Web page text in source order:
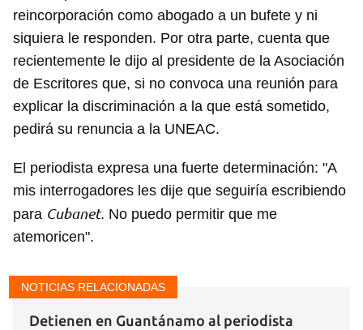
Para poder guardar como favorito, primero has de
iniciar sesión con tu cuenta de 14ymedio.
INICIAR SESIÓN CANCELAR
reincorporación como abogado a un bufete y ni
siquiera le responden. Por otra parte, cuenta que
recientemente le dijo al presidente de la Asociación
de Escritores que, si no convoca una reunión para
explicar la discriminación a la que está sometido,
pedirá su renuncia a la UNEAC.
El periodista expresa una fuerte determinación: "A
mis interrogadores les dije que seguiría escribiendo
para Cubanet. No puedo permitir que me
atemoricen".
NOTICIAS RELACIONADAS
Detienen en Guantánamo al periodista